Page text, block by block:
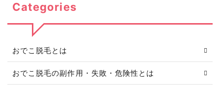
Categories
おでこ脱毛とは
おでこ脱毛の副作用・失敗・危険性とは